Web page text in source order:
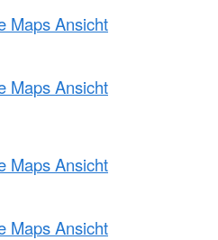
Maps Ansicht
Maps Ansicht
Maps Ansicht
Maps Ansicht